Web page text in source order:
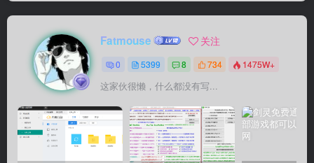
Fatmouse 关注
0 5399 8 734 1475W+
这家伙很懒，什么都没有写...